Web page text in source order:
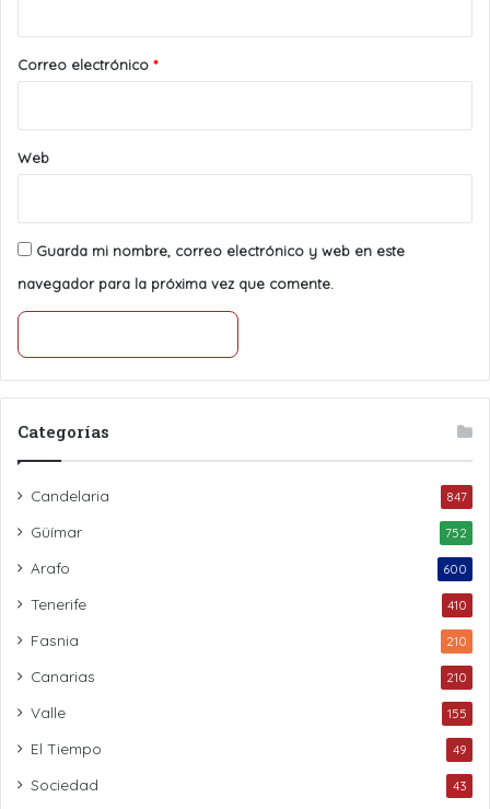
*Correo electrónico *
Web
Guarda mi nombre, correo electrónico y web en este
navegador para la próxima vez que comente.
Categorías
Candelaria 847
Güímar 752
Arafo 600
Tenerife 410
Fasnia 210
Canarias 210
Valle 155
El Tiempo 49
Sociedad 43